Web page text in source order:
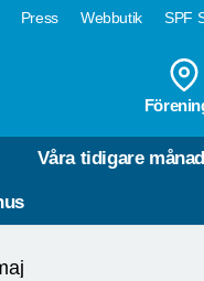
Press Webbutik SPF
Våra tidigare